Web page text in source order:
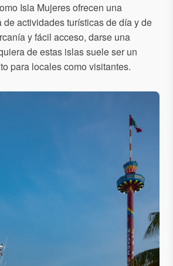
Isla Mujeres ofrecen una
de actividades turísticas de día y de
y fácil acceso, darse una
de estas islas suele ser un
para locales como visitantes.